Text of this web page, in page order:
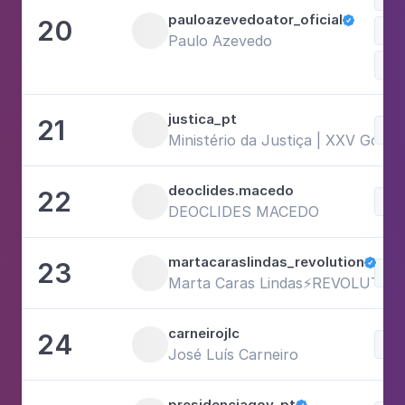
20 pauloazevedoator_oficial
Paulo Azevedo
21 justica_pt
Ministério da Justiça | XXV
22 deoclides.macedo
DEOCLIDES MACEDO
23 martacaraslindas_revolution
Marta Caras
24 carneirojlc
José Luís Carneiro